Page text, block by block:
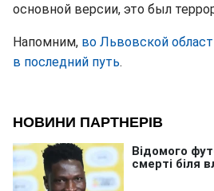
основной версии, это был
Напомним, во Львовской
в последний путь.